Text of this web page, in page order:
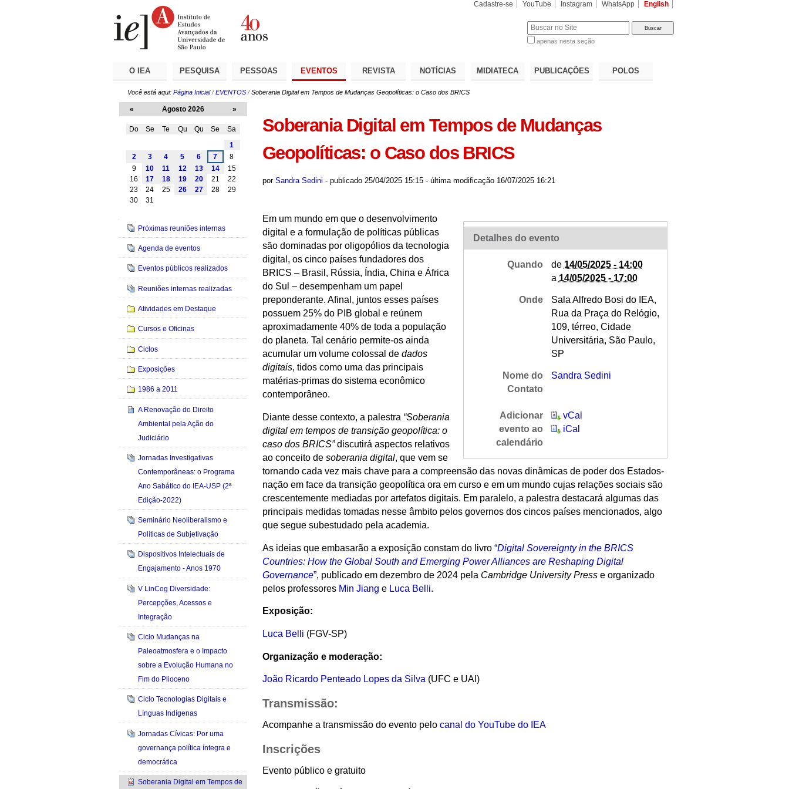
Cadastre-se YouTube Instagram WhatsApp English
apenas nesta seção
O IEA PESQUISA PESSOAS EVENTOS REVISTA NOTÍCIAS MIDIATECA PUBLICAÇÕES POLOS
Você está aqui: Página Inicial /EVENTOS /Soberania Digital em Tempos de Mudanças Geopolíticas: o Caso dos BRICS
Soberania Digital em Tempos de Mudanças
Geopolíticas: o Caso dos BRICS
por Sandra Sedini - publicado25/04/2025 15:15 - última modificação16/07/2025 16:21
Detalhes do evento
Quando de 14/05/2025 - 14:00
a 14/05/2025 - 17:00
Onde
Sala Alfredo Bosi do IEA,
Rua da Praça do Relógio,
109, térreo, Cidade
Universitária, São Paulo,
SP
Nome do
Contato
Sandra Sedini
Adicionar
evento ao
calendário
vCal
iCal
Em um mundo em que o desenvolvimento
digital e a formulação de políticas públicas
são dominadas por oligopólios da tecnologia
digital, os cinco países fundadores dos
BRICS – Brasil, Rússia, Índia, China e África
do Sul – desempenham um papel
preponderante. Afinal, juntos esses países
possuem 25% do PIB global e reúnem
aproximadamente 40% de toda a população
do planeta. Tal cenário permite-os ainda
acumular um volume colossal de dados
digitais, tidos como uma das principais
matérias-primas do sistema econômico
contemporâneo.
Diante desse contexto, a palestra “Soberania
digital em tempos de transição geopolítica: o
caso dos BRICS”discutirá aspectos relativos
ao conceito de soberania digital, que vem se
tornando cada vez mais chave para a compreensão das novas dinâmicas de poder dos Estados-
nação em face da transição geopolítica ora em curso e em um mundo cujas relações sociais são
crescentemente mediadas por artefatos digitais. Em paralelo, a palestra destacará algumas das
principais medidas tomadas nesse âmbito pelos governos dos cincos países mencionados, algo
que segue subestudado pela academia.
As ideias que embasarão a exposição constam do livro “Digital Sovereignty in the BRICS
Countries: How the Global South and Emerging Power Alliances are Reshaping Digital
Governance”, publicado em dezembro de 2024 pela Cambridge University Presse organizado
pelos professores Min Jiang e Luca Belli.
Exposição:
Luca Belli (FGV-SP)
Organização e moderação:
João Ricardo Penteado Lopes da Silva(UFC e UAI)
Transmissão:
Acompanhe a transmissão do evento pelo canal do YouTube do IEA
Inscrições
Evento público e gratuito
« Agosto 2026 »
Do Se Te Qu Qu Se
Sa
1
2
3 4 5 6 7
8
9
10 11 12 13 14
15
16
17 18 19 20 21
22
23
24 25 26 27 28
29
30
31
Navegação
Próximas reuniões internas
Agenda de eventos
Eventos públicos realizados
Reuniões internas realizadas
Atividades em Destaque
Cursos e Oficinas
Ciclos
Exposições
1986 a 2011
A Renovação do Direito
Ambiental pela Ação do
Judiciário
Jornadas Investigativas
Contemporâneas: o Programa
Ano Sabático do IEA-USP (2ª
Edição-2022)
Seminário Neoliberalismo e
Políticas de Subjetivação
Dispositivos Intelectuais de
Engajamento - Anos 1970
V LinCog Diversidade:
Percepções, Acessos e
Integração
Ciclo Mudanças na
Paleoatmosfera e o Impacto
sobre a Evolução Humana no
Fim do Plioceno
Ciclo Tecnologias Digitais e
Línguas Indígenas
Jornadas Cívicas: Por uma
governança política íntegra e
democrática
Soberania Digital em Tempos de